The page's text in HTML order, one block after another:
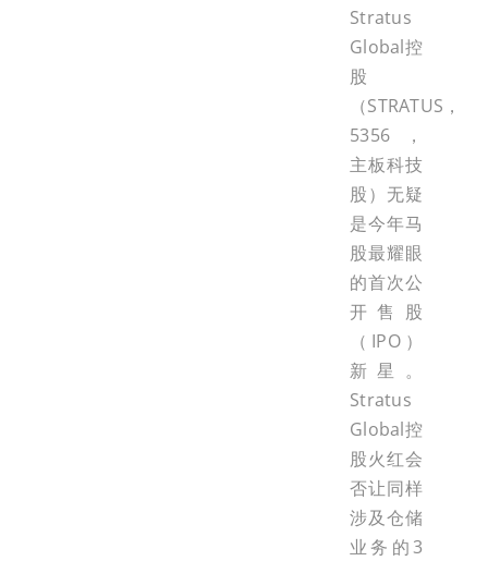
Stratus
Global控
股
（STRATUS，
5356，
主板科技
股）无疑
是今年马
股最耀眼
的首次公
开售股
（IPO）
新星。
Stratus
Global控
股火红会
否让同样
涉及仓储
业务的3